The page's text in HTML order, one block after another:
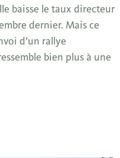
baisse le taux directeur
dernier. Mais ce
d’un rallye
bien plus à une